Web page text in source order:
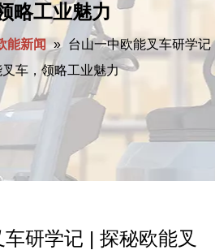
略工业魅力
能新闻 » 台山一中欧能叉车研学记
叉车，领略工业魅力
研学记 | 探秘欧能叉